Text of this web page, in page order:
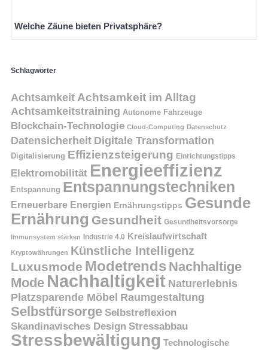
Welche Zäune bieten Privatsphäre?
Schlagwörter
Achtsamkeit Achtsamkeit im Alltag
Achtsamkeitstraining Autonome Fahrzeuge
Blockchain-Technologie Cloud-Computing Datenschutz
Datensicherheit Digitale Transformation
Digitalisierung Effizienzsteigerung Einrichtungstipps
Elektromobilität Energieeffizienz
Entspannung Entspannungstechniken
Erneuerbare Energien Ernährungstipps Gesunde
Ernährung Gesundheit Gesundheitsvorsorge
Immunsystem stärken Industrie 4.0 Kreislaufwirtschaft
Kryptowährungen Künstliche Intelligenz
Luxusmode Modetrends Nachhaltige
Mode Nachhaltigkeit Naturerlebnis
Platzsparende Möbel Raumgestaltung
Selbstfürsorge Selbstreflexion
Skandinavisches Design Stressabbau
Stressbewältigung Technologische